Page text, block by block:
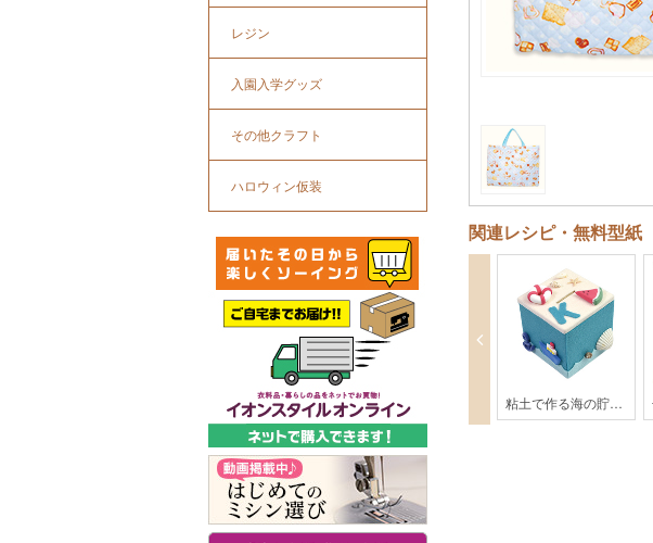
関連レシピ・無料型紙
粘土で作る海の貯金箱
レジン
入園入学グッズ
その他クラフト
ハロウィン仮装